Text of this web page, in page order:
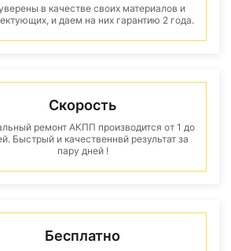
в качестве своих материалов и
и даем на них гарантию 2 года.
Скорость
ремонт АКПП производится от 1 до
Быстрый и качественнвй результат за
пару дней !
Бесплатно